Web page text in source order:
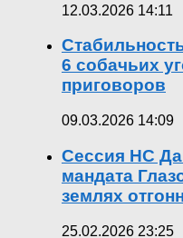
12.03.2026 14:11
6 собачьих
приговоров
09.03.2026 14:09
Сессия НС
мандата
землях
25.02.2026 23:25